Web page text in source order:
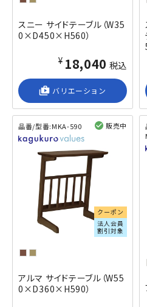
スニー サイドテーブル（W35
0×D450×H560）
¥18,040 税込
shop_2 バリエーション
品番/型番:MKA-590 販売中
クーポン
法人会員
割引対象
アルマ サイドテーブル（W55
0×D360×H590）